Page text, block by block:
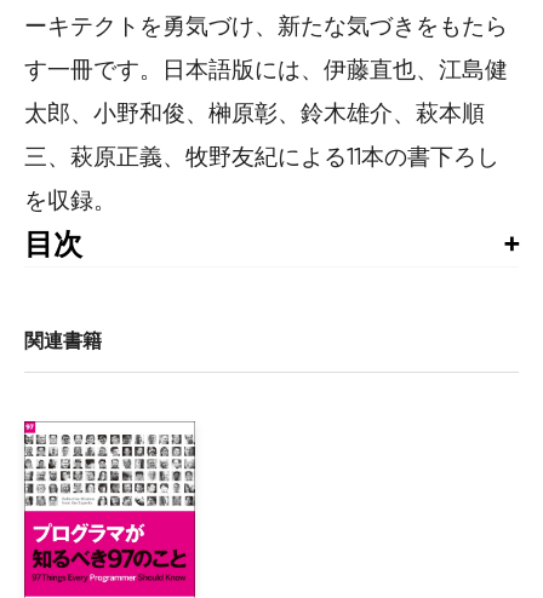
ーキテクトを勇気づけ、新たな気づきをもたら
す一冊です。日本語版には、伊藤直也、江島健
太郎、小野和俊、榊原彰、鈴木雄介、萩本順
三、萩原正義、牧野友紀による11本の書下ろし
を収録。
目次
はじめに
    ニティン・ボーワンカー
02　本質的な複雑さは単純に、付随的な複雑さは取り除け
    ニール・フォード
03　最大の問題は、たぶん技術的なことではない
    マーク・ラム
04　まずコミュニケーション、そのための明快さととリー
関連書籍